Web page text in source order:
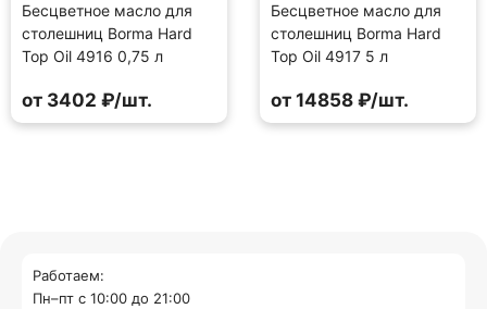
Бесцветное масло для
столешниц Borma Hard
Top Oil 4916 0,75 л
от 3402 ₽/шт.
Бесцветное масло для
столешниц Borma Hard
Top Oil 4917 5 л
от 14858 ₽/шт.
Работаем:
Пн–пт с 10:00 до 21:00